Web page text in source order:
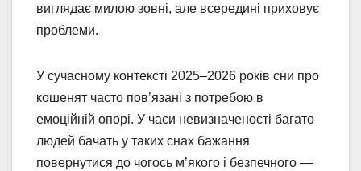
виглядає милою зовні, але всередині приховує
проблеми.
У сучасному контексті 2025–2026 років сни про
кошенят часто пов’язані з потребою в
емоційній опорі. У часи невизначеності багато
людей бачать у таких снах бажання
повернутися до чогось м’якого і безпечного —